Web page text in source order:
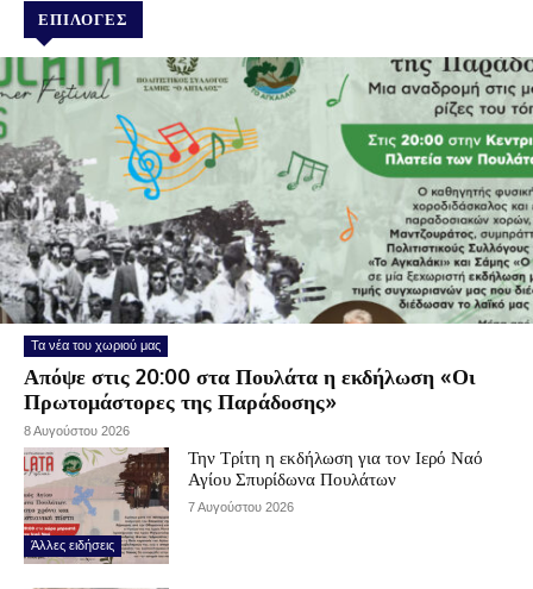
ΕΠΙΛΟΓΕΣ
Τα νέα του χωριού μας
Απόψε στις 20:00 στα Πουλάτα η εκδήλωση «Οι
Πρωτομάστορες της Παράδοσης»
8 Αυγούστου 2026
Άλλες ειδήσεις
Την Τρίτη η εκδήλωση για τον Ιερό Ναό
Αγίου Σπυρίδωνα Πουλάτων
7 Αυγούστου 2026